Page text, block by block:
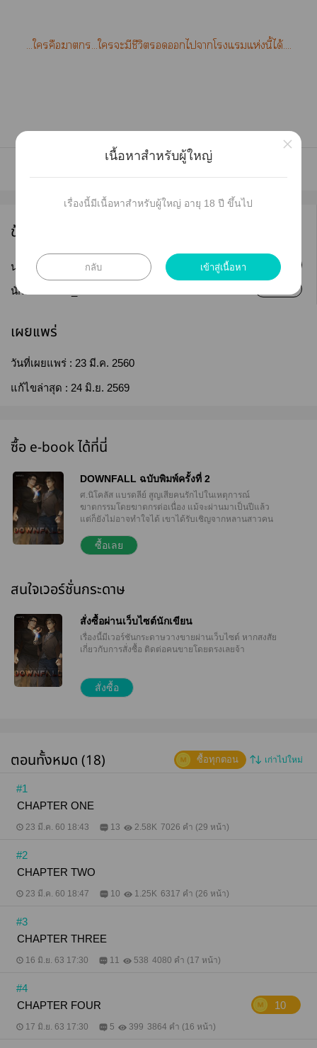
...ใคือา...ใะมีชีวิตไาโแแห่งนี้ได้....
ข้อมูลนักเขียน
นามปากกา : Aki_Kaze ติดตาม
นักเขียน :
เผยแพร่
วันที่เผยแพร่ : 23 มี.ค. 2560
แก้ไขล่าสุด : 24 มิ.ย. 2569
ซื้อ e-book ได้ที่นี่
DOWNFALL ฉบับพิมพ์ครั้งที่ 2
ศ.นิโคลัส แบรดลีย์ สูญเสียคนรักไปในเหตุการณ์
ฆาตกรรมโดยฆาตกรต่อเนื่อง แม้จะผ่านมาเป็นปีแล้ว
แต่ก็ยังไม่อาจทำใจได้ เขาได้รับเชิญจากหลานสาวคน
ผู้คน แม้รอบข้างจะเต็มไปด้วยธรรมชาติทั้งต้นไม้และ
ทะเล แต่ภายในกลับเต็มไปด้วยบรรยากาศวังเวง และยิ่ง
ชันสูตรศพเบื้องตั้นเท่าที่จะทำได้เพื่อหาสาเหตุการตาย
แต่งถูกขังอยู่ในโรงแรมที่ไม่มีทางติดต่อกับโลกภายนอก
สิ่งเดียวที่ทำได้คือการตามหาฆาตกรที่แท้จริง ทว่ายิ่ง
สืบค้นก็ยิ่งพบเจอความลับมากมายภายในโรงแรมแห่งนี้
...ใครคือฆาตกร...ใครจะมีชีวิตรอดออกไปจากโรงแรม
ซื้อเลย
สนใจเวอร์ชั่นกระดาษ
สั่งซื้อผ่านเว็บไซต์นักเขียน
เรื่องนี้มีเวอร์ชันกระดาษวางขายผ่านเว็บไซต์ หากสงสัย
เกี่ยวกับการสั่งซื้อ ติดต่อคนขายโดยตรงเลยจ้า
สั่งซื้อ
ตอนทั้งหมด (18) เก่าไปใหม่
ซื้อทุกตอน
#1
CHAPTER ONE
23 มี.ค. 60 18:43 13 2.58K 7026 คำ (29 หน้า)
#2
CHAPTER TWO
23 มี.ค. 60 18:47 10 1.25K 6317 คำ (26 หน้า)
#3
CHAPTER THREE
16 มิ.ย. 63 17:30 11 538 4080 คำ (17 หน้า)
#4
CHAPTER FOUR
10
17 มิ.ย. 63 17:30 5 399 3864 คำ (16 หน้า)
เนื้อหาสำหรับผู้ใหญ่
เรื่องนี้มีเนื้อหาสำหรับผู้ใหญ่ อายุ 18 ปี ขึ้นไป
กลับ เข้าสู่เนื้อหา
×